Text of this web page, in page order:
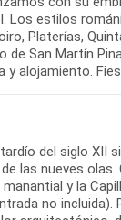
Los estilos
Platerías,
de San Martín
y alojamiento.
del siglo XII
las nueves
y la
no incluida).